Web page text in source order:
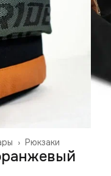
Рюкзаки
›